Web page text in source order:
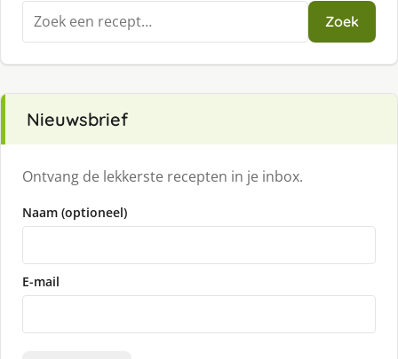
Zoeken
naar:
Zoek
Nieuwsbrief
Ontvang de lekkerste recepten in je inbox.
Naam (optioneel)
E-mail